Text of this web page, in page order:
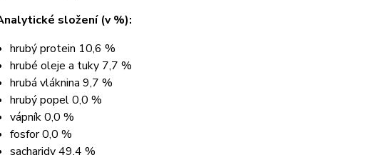
složení (v %):
hrubý protein 10,6 %
hrubé oleje a tuky 7,7 %
hrubá vláknina 9,7 %
hrubý popel 0,0 %
vápník 0,0 %
fosfor 0,0 %
sacharidy 49,4 %